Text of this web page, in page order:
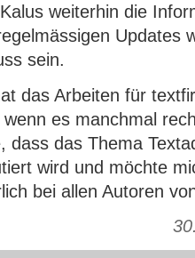
weiterhin die
Updates
sein.
das Arbeiten für
wenn es manchmal
dass das Thema
wird und möchte
bei allen Autoren